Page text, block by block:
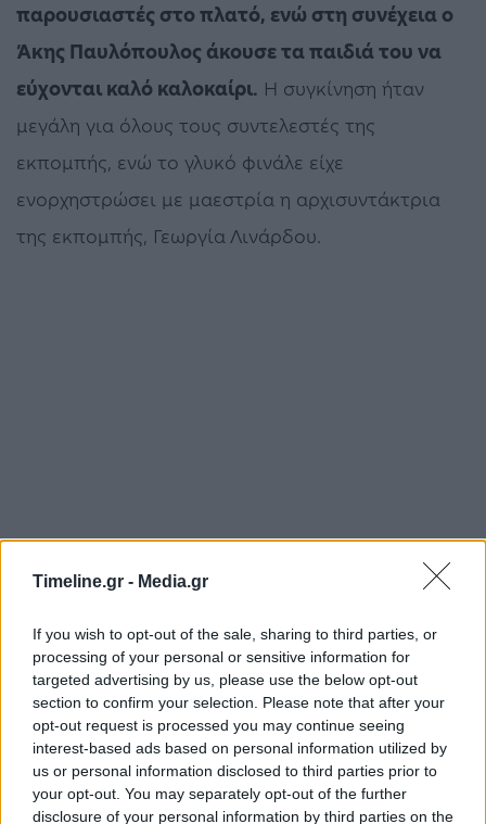
Timeline.gr - Media.gr
If you wish to opt-out of the sale, sharing to third parties, or
processing of your personal or sensitive information for
targeted advertising by us, please use the below opt-out
section to confirm your selection. Please note that after your
opt-out request is processed you may continue seeing
interest-based ads based on personal information utilized by
us or personal information disclosed to third parties prior to
your opt-out. You may separately opt-out of the further
disclosure of your personal information by third parties on the
παρουσιαστές στο πλατό, ενώ στη συνέχεια ο
Άκης Παυλόπουλος άκουσε τα παιδιά του να
εύχονται καλό καλοκαίρι. Η συγκίνηση ήταν
μεγάλη για όλους τους συντελεστές της
εκπομπής, ενώ το γλυκό φινάλε είχε
ενορχηστρώσει με μαεστρία η αρχισυντάκτρια
της εκπομπής, Γεωργία Λινάρδου.
Άκης Παυλόπουλος δημοσιογράφος
ΠΡΟΗΓΟΎΜΕΝΟ ΆΡΘΡΟ
Κάλυμνος: Χειροπέδες σε
30χρονο για κατοχή
ναρκωτικών – Τι βρέθηκε
πάνω του
ΕΠΌΜΕΝΟ ΆΡΘΡΟ
Στις φλόγες αυτοκίνητο
στην Πέτρου Ράλλη –
Μποτιλιάρισμα στην
περιοχή